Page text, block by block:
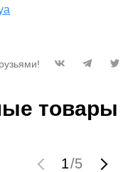
товары
1/5